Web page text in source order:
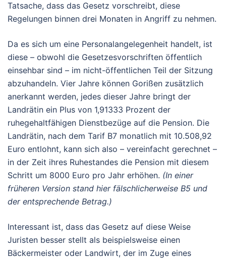
Tatsache, dass das Gesetz vorschreibt, diese
Regelungen binnen drei Monaten in Angriff zu nehmen.
Da es sich um eine Personalangelegenheit handelt, ist
diese – obwohl die Gesetzesvorschriften öffentlich
einsehbar sind – im nicht-öffentlichen Teil der Sitzung
abzuhandeln. Vier Jahre können Gorißen zusätzlich
anerkannt werden, jedes dieser Jahre bringt der
Landrätin ein Plus von 1,91333 Prozent der
ruhegehaltfähigen Dienstbezüge auf die Pension. Die
Landrätin, nach dem Tarif B7 monatlich mit 10.508,92
Euro entlohnt, kann sich also – vereinfacht gerechnet –
in der Zeit ihres Ruhestandes die Pension mit diesem
Schritt um 8000 Euro pro Jahr erhöhen. (In einer
früheren Version stand hier fälschlicherweise B5 und
der entsprechende Betrag.)
Interessant ist, dass das Gesetz auf diese Weise
Juristen besser stellt als beispielsweise einen
Bäckermeister oder Landwirt, der im Zuge eines